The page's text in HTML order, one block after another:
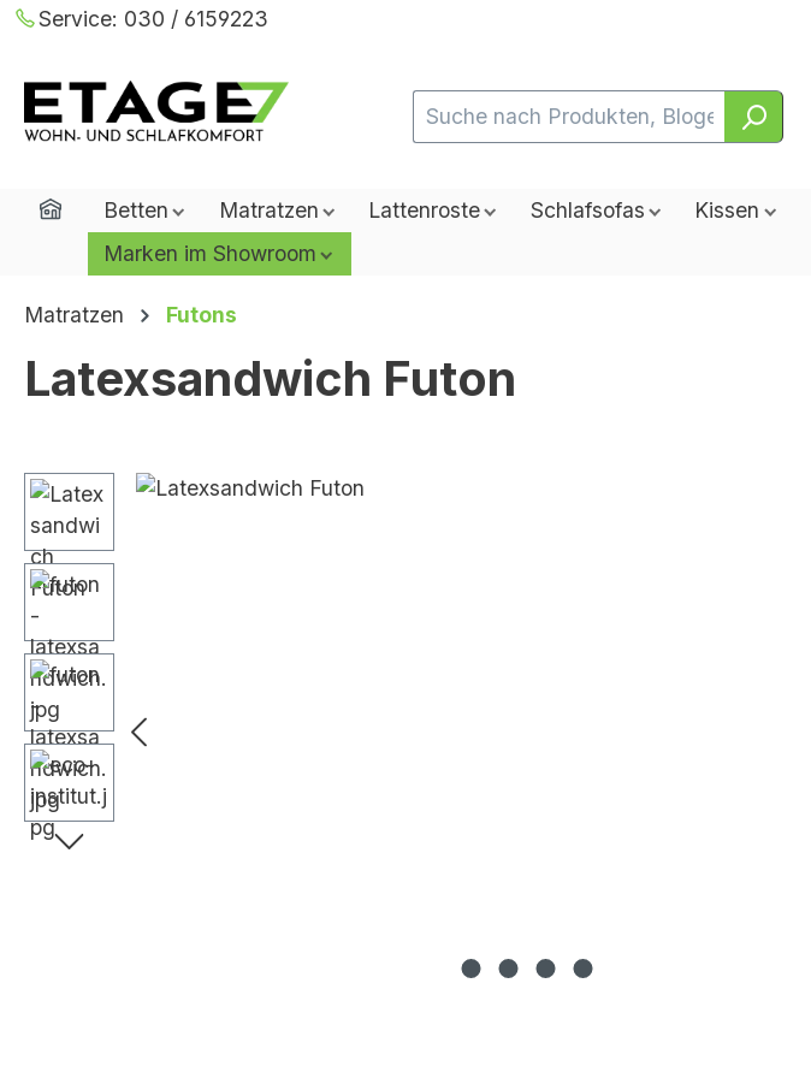
Hauptinhalt springen
Zur Suche springen
Zur Hauptnavigation springen
Service: 030 / 6159223
HomeBetten Matratzen Lattenroste Schlafsofas Kissen
Marken im Showroom
Matratzen Futons
Latexsandwich Futon
Bildergalerie überspringen